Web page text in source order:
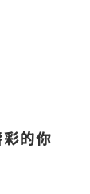
的你